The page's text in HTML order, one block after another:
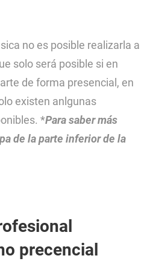
no es posible realizarla a
solo será posible si en
de forma presencial, en
existen anlgunas
*Para saber más
de la parte inferior de la
precencial